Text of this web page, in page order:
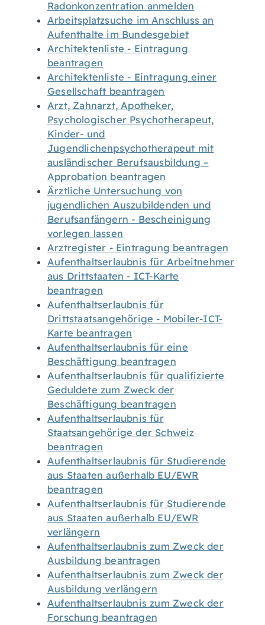
Radonkonzentration anmelden
Arbeitsplatzsuche im Anschluss an
Aufenthalte im Bundesgebiet
Architektenliste - Eintragung
beantragen
Architektenliste - Eintragung einer
Gesellschaft beantragen
Arzt, Zahnarzt, Apotheker,
Psychologischer Psychotherapeut,
Kinder- und
Jugendlichenpsychotherapeut mit
ausländischer Berufsausbildung –
Approbation beantragen
Ärztliche Untersuchung von
jugendlichen Auszubildenden und
Berufsanfängern - Bescheinigung
vorlegen lassen
Arztregister - Eintragung beantragen
Aufenthaltserlaubnis für Arbeitnehmer
aus Drittstaaten - ICT-Karte
beantragen
Aufenthaltserlaubnis für
Drittstaatsangehörige - Mobiler-ICT-
Karte beantragen
Aufenthaltserlaubnis für eine
Beschäftigung beantragen
Aufenthaltserlaubnis für qualifizierte
Geduldete zum Zweck der
Beschäftigung beantragen
Aufenthaltserlaubnis für
Staatsangehörige der Schweiz
beantragen
Aufenthaltserlaubnis für Studierende
aus Staaten außerhalb EU/EWR
beantragen
Aufenthaltserlaubnis für Studierende
aus Staaten außerhalb EU/EWR
verlängern
Aufenthaltserlaubnis zum Zweck der
Ausbildung beantragen
Aufenthaltserlaubnis zum Zweck der
Ausbildung verlängern
Aufenthaltserlaubnis zum Zweck der
Forschung beantragen